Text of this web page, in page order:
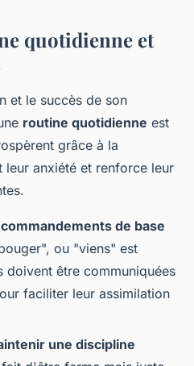
quotidienne et
et le succès de son
routine quotidienne est
grâce à la
anxiété et renforce leur
de base
ou "viens" est
doivent être communiquées
faciliter leur assimilation
une discipline